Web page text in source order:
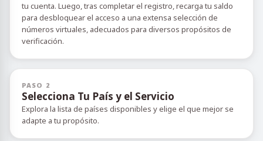
tu cuenta. Luego, tras completar el registro, recarga tu saldo
para desbloquear el acceso a una extensa selección de
números virtuales, adecuados para diversos propósitos de
verificación.
PASO 2
Selecciona Tu País y el Servicio
Explora la lista de países disponibles y elige el que mejor se
adapte a tu propósito.